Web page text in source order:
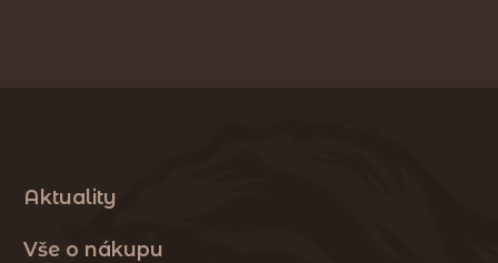
Aktuality
Vše o nákupu